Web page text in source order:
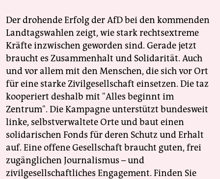
Der drohende Erfolg der AfD bei den kommenden
Landtagswahlen zeigt, wie stark rechtsextreme
Kräfte inzwischen geworden sind. Gerade jetzt
braucht es Zusammenhalt und Solidarität. Auch
und vor allem mit den Menschen, die sich vor Ort
für eine starke Zivilgesellschaft einsetzen. Die taz
kooperiert deshalb mit "Alles beginnt im
Zentrum". Die Kampagne unterstützt bundesweit
linke, selbstverwaltete Orte und baut einen
solidarischen Fonds für deren Schutz und Erhalt
auf. Eine offene Gesellschaft braucht guten, frei
zugänglichen Journalismus – und
zivilgesellschaftliches Engagement. Finden Sie